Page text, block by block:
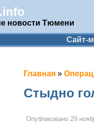
новости Тюмени
Сайт-
Вы здесь
Главная »
Стыдно
Опубликовано 29